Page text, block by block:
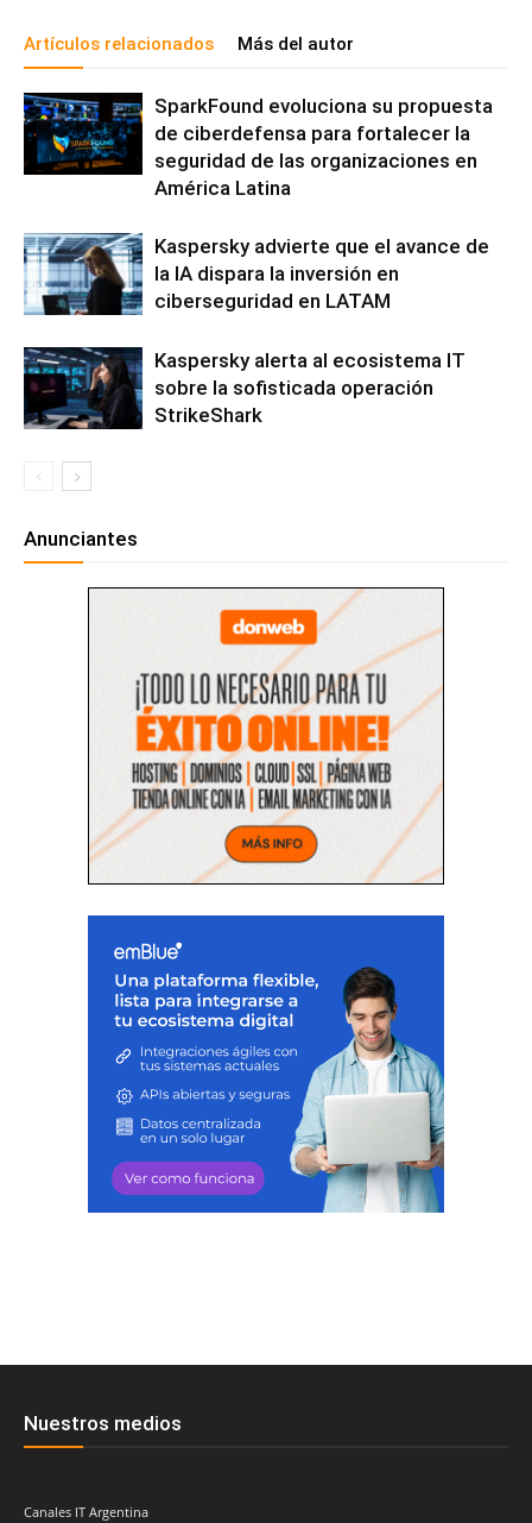
Artículos relacionados Más del autor
SparkFound evoluciona su propuesta
de ciberdefensa para fortalecer la
seguridad de las organizaciones en
América Latina
Kaspersky advierte que el avance de
la IA dispara la inversión en
ciberseguridad en LATAM
Kaspersky alerta al ecosistema IT
sobre la sofisticada operación
StrikeShark
Anunciantes
Nuestros medios
Canales IT Argentina